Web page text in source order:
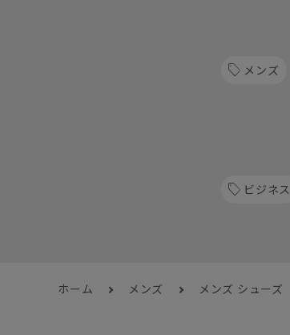
メンズ
ビジネス
ホーム メンズ メンズ シューズ